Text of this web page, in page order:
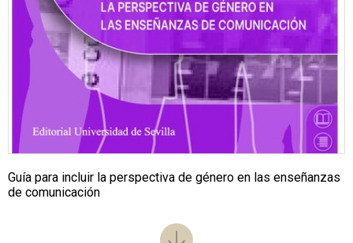
Guía para incluir la perspectiva de género en las enseñanzas
de comunicación